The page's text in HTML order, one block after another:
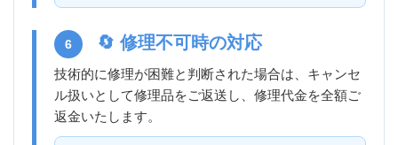
6 🔄 修理不可時の対応
技術的に修理が困難と判断された場合は、キャンセ
ル扱いとして修理品をご返送し、修理代金を全額ご
返金いたします。